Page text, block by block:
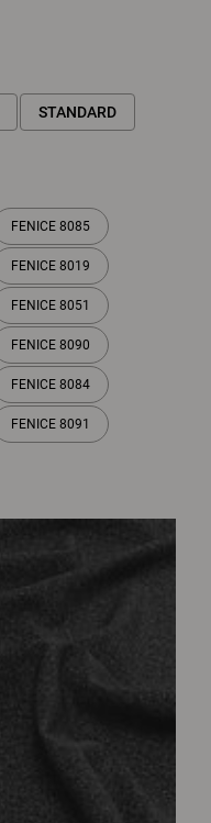
STANDARD
FENICE 8085
FENICE 8019
FENICE 8051
FENICE 8090
FENICE 8084
FENICE 8091